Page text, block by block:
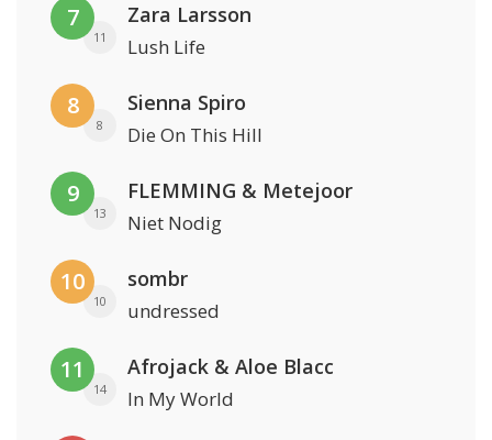
7
11
Zara Larsson
Lush Life
8
8
Sienna Spiro
Die On This Hill
9
13
FLEMMING & Metejoor
Niet Nodig
10
10
sombr
undressed
11
14
Afrojack & Aloe Blacc
In My World